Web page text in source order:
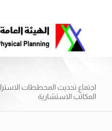
المكاتب الاستشارية